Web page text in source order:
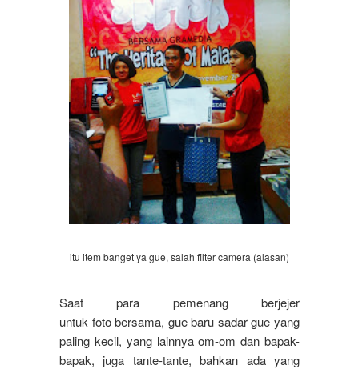
itu item banget ya gue, salah filter camera (alasan)
Saat para pemenang berjejer
untuk foto bersama, gue baru sadar gue yang
paling kecil, yang lainnya om-om dan bapak-
bapak, juga tante-tante, bahkan ada yang